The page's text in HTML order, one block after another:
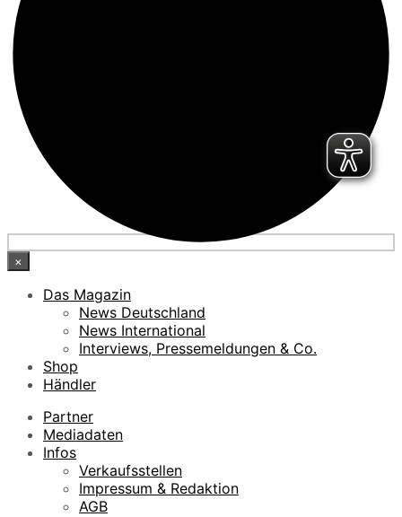
×
Das Magazin
News Deutschland
News International
Interviews, Pressemeldungen & Co.
Shop
Händler
Partner
Mediadaten
Infos
Verkaufsstellen
Impressum & Redaktion
AGB